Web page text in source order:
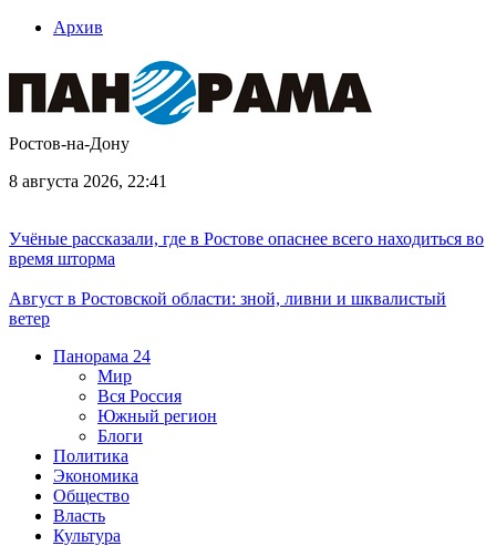
Архив
Ростов-на-Дону
8 августа 2026, 22:41
Учёные рассказали, где в Ростове опаснее всего находиться во
время шторма
Август в Ростовской области: зной, ливни и шквалистый
ветер
Панорама 24
Мир
Вся Россия
Южный регион
Блоги
Политика
Экономика
Общество
Власть
Культура